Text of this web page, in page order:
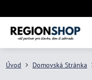
Úvod Domovská Stránka